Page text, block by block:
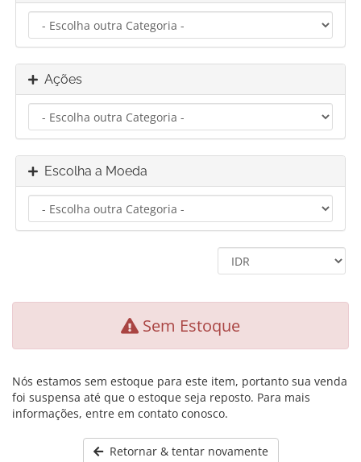
Ações
Escolha a Moeda
Sem Estoque
Nós estamos sem estoque para este item, portanto sua venda
foi suspensa até que o estoque seja reposto. Para mais
informações, entre em contato conosco.
Retornar & tentar novamente